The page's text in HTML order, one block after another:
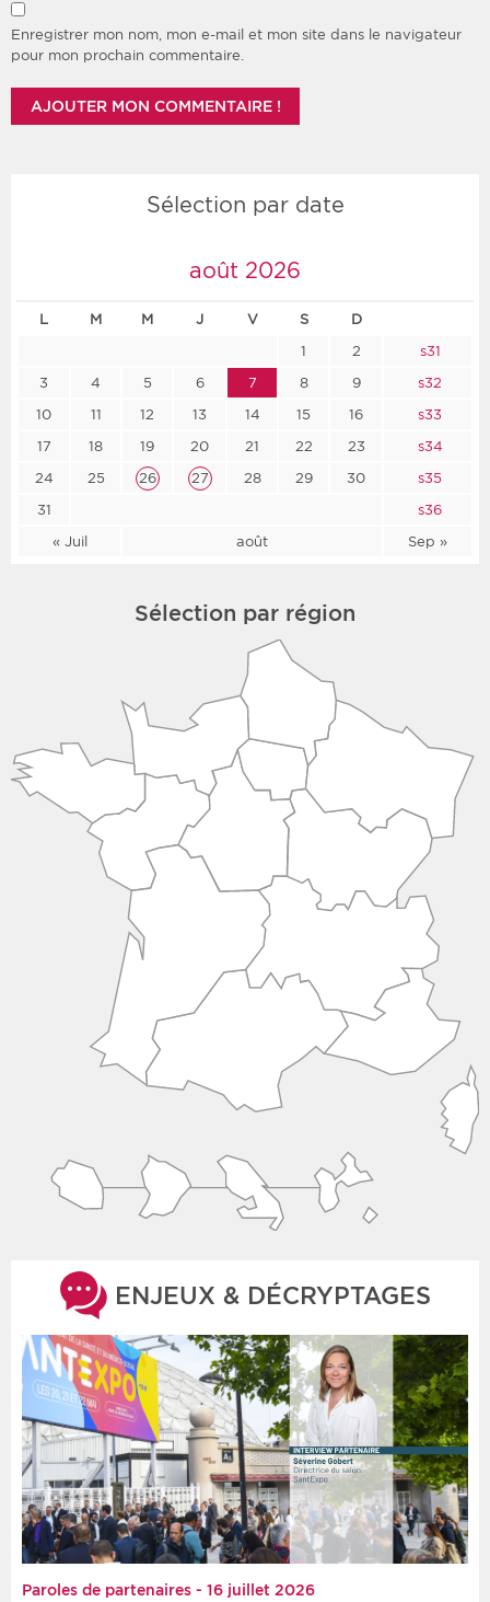
Enregistrer mon nom, mon e-mail et mon site dans le navigateur
pour mon prochain commentaire.
Sélection par date
août 2026
L M M J V S D
« Juil août Sep »
1 2
s31
3
4 5 6 7 8 9
s32
10
11 12 13 14 15 16
s33
17
18 19 20 21 22 23
s34
24
25 26 27 28 29 30
s35
31
s36
Sélection par région
ENJEUX & DÉCRYPTAGES
Paroles de partenaires - 16 juillet 2026